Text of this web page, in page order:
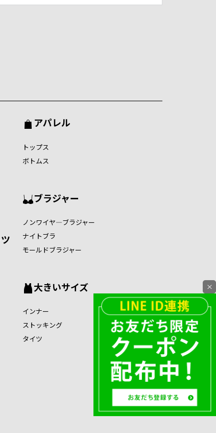
アパレル
トップス
ボトムス
ブラジャー
ノンワイヤ―ブラジャー
ナイトブラ
モールドブラジャー
大きいサイズ
インナー
ストッキング
タイツ
×